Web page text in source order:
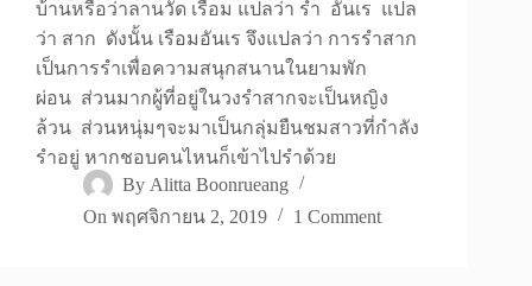
บ้านหรือว่าลานวัด เรือม แปลว่า รำ อันเร แปล
ว่า สาก ดังนั้น เรือมอันเร จึงแปลว่า การรำสาก
เป็นการรำเพื่อความสนุกสนานในยามพัก
ผ่อน ส่วนมากผู้ที่อยู่ในวงรำสากจะเป็นหญิง
ล้วน ส่วนหนุ่มๆจะมาเป็นกลุ่มยืนชมสาวที่กำลัง
รำอยู่ หากชอบคนไหนก็เข้าไปรำด้วย
By Alitta Boonrueang
On พฤศจิกายน 2, 2019 1 Comment